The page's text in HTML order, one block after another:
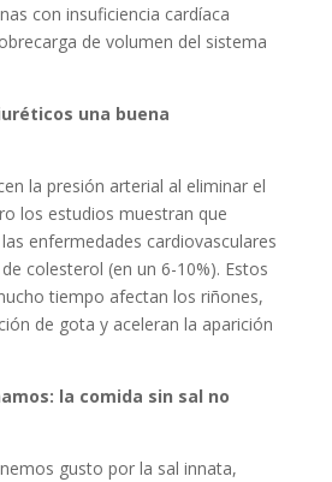
con insuficiencia cardíaca
de volumen del sistema
una buena
la presión arterial al eliminar el
los estudios muestran que
enfermedades cardiovasculares
colesterol (en un 6-10%). Estos
tiempo afectan los riñones,
de gota y aceleran la aparición
la comida sin sal no
gusto por la sal innata,